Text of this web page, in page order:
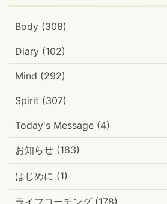
Body (308)
Diary (102)
Mind (292)
Spirit (307)
Today's Message (4)
お知らせ (183)
はじめに (1)
ライフコーチング (178)